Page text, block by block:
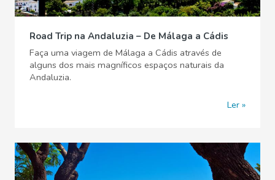
Road Trip na Andaluzia – De Málaga a Cádis
Faça uma viagem de Málaga a Cádis através de
alguns dos mais magníficos espaços naturais da
Andaluzia.
Ler